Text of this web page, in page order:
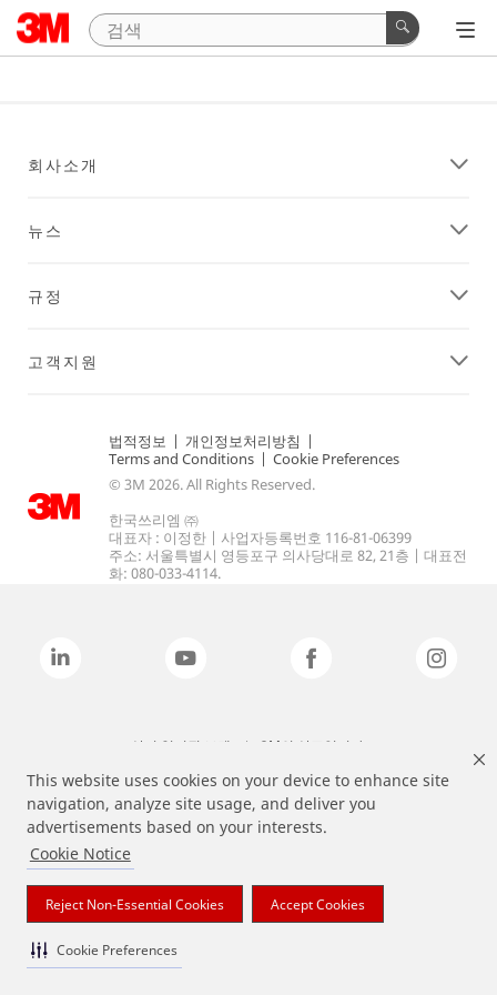
This website uses cookies on your device to enhance site
navigation, analyze site usage, and deliver you
advertisements based on your interests.
Cookie Notice
Reject Non-Essential Cookies Accept Cookies
Cookie Preferences
회사소개
뉴스
규정
고객지원
법적정보 | 개인정보처리방침 |
Terms and Conditions | Cookie Preferences
© 3M 2026. All Rights Reserved.
한국쓰리엠 ㈜
대표자 : 이정한 | 사업자등록번호 116-81-06399
주소: 서울특별시 영등포구 의사당대로 82, 21층 | 대표전
화: 080-033-4114.
상기 열거된 브랜드는 3M의 상표입니다.